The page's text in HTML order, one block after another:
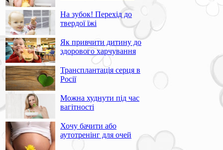
На зубок! Перехід до
твердої їжі
Як привчити дитину до
здорового харчування
Трансплантація серця в
Росії
Можна худнути під час
вагітності
Хочу бачити або
аутотренінг для очей